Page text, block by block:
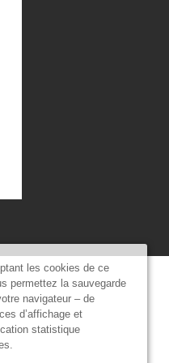
les cookies de ce
permettez la sauvegarde
navigateur – de
d’affichage et
statistique